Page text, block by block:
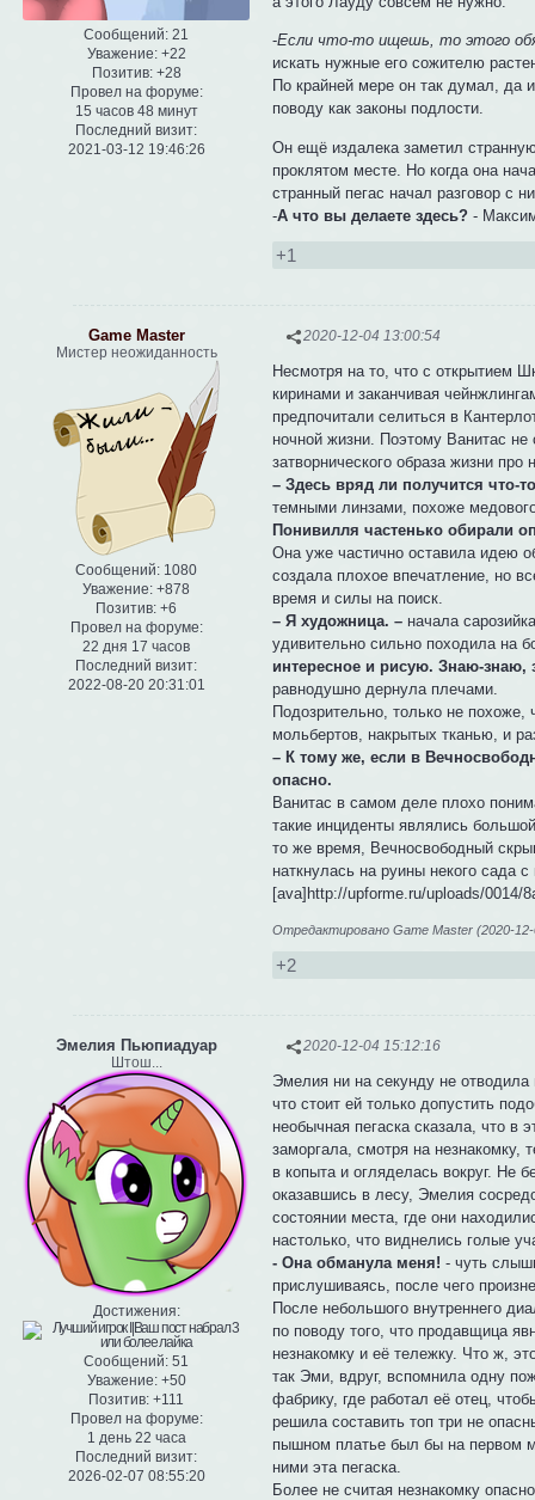
Сообщений: 21
Уважение: +22
Позитив: +28
Провел на форуме:
15 часов 48 минут
Последний визит:
2021-03-12 19:46:26
-Если что-то ищешь, то этого
искать нужные его сожителю
По крайней мере он так думал, да
поводу как законы подлости.
Он ещё издалека заметил
проклятом месте. Но когда она
странный пегас начал разговор с
-А что вы делаете здесь? -
+1
2020-12-04 13:00:54
Game Master
Мистер неожиданность
Сообщений: 1080
Уважение: +878
Позитив: +6
Провел на форуме:
22 дня 17 часов
Последний визит:
2022-08-20 20:31:01
Несмотря на то, что с открытием
киринами и заканчивая
предпочитали селиться в
ночной жизни. Поэтому Ванитас не
затворнического образа жизни
– Здесь вряд ли получится что-
темными линзами, похоже
Понивилля частенько обирали
Она уже частично оставила идею
создала плохое впечатление, но
время и силы на поиск.
– Я художница. – начала
удивительно сильно походила
интересное и рисую. Знаю-знаю,
равнодушно дернула плечами.
Подозрительно, только не
мольбертов, накрытых тканью, и
– К тому же, если в
опасно.
Ванитас в самом деле плохо
такие инциденты являлись
то же время, Вечносвободный
наткнулась на руины некого сада
[ava]http://upforme.ru/uploads/
Отредактировано Game Master (2020-12-
+2
2020-12-04 15:12:16
Эмелия Пьюпиадуар
Штош...
Достижения:
Сообщений: 51
Уважение: +50
Позитив: +111
Провел на форуме:
1 день 22 часа
Последний визит:
2026-02-07 08:55:20
Эмелия ни на секунду не
что стоит ей только допустить
необычная пегаска сказала, что в
заморгала, смотря на незнакомку,
в копыта и огляделась вокруг. Не
оказавшись в лесу, Эмелия
состоянии места, где они
настолько, что виднелись голые
- Она обманула меня!- чуть
прислушиваясь, после чего
После небольшого внутреннего
по поводу того, что продавщица
незнакомку и её тележку. Что ж,
так Эми, вдруг, вспомнила одну
фабрику, где работал её отец,
решила составить топ три не
пышном платье был бы на первом
ними эта пегаска.
Более не считая незнакомку